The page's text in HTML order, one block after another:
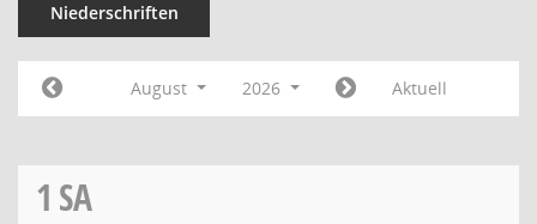
Niederschriften
August 2026 Aktuell
1 SA